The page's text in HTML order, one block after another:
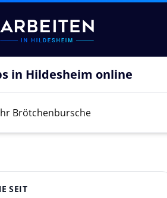
in Hildesheim online
SEIT